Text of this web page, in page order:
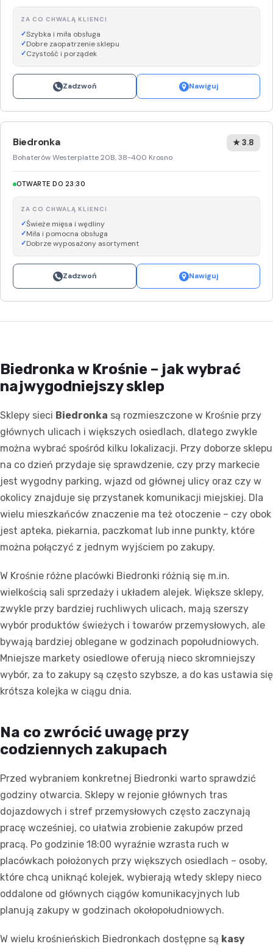
ZA CO CHWALĄ KLIENCI
Szybka i miła obsługa
Dobre zaopatrzenie sklepu
Czystość i porządek
Zadzwoń Nawiguj
Biedronka
Bohaterów Westerplatte 20B, 38-400 Krosno
★ 3.8
OTWARTE DO 23:30
ZA CO CHWALĄ KLIENCI
Świeże mięsa i wędliny
Miła i pomocna obsługa
Dobrze wyposażony asortyment
Zadzwoń Nawiguj
Biedronka w Krośnie – jak wybrać
najwygodniejszy sklep
Sklepy sieci Biedronka są rozmieszczone w Krośnie przy
głównych ulicach i większych osiedlach, dlatego zwykle
można wybrać spośród kilku lokalizacji. Przy doborze sklepu
na co dzień przydaje się sprawdzenie, czy przy markecie
jest wygodny parking, wjazd od głównej ulicy oraz czy w
okolicy znajduje się przystanek komunikacji miejskiej. Dla
wielu mieszkańców znaczenie ma też otoczenie – czy obok
jest apteka, piekarnia, paczkomat lub inne punkty, które
można połączyć z jednym wyjściem po zakupy.
W Krośnie różne placówki Biedronki różnią się m.in.
wielkością sali sprzedaży i układem alejek. Większe sklepy,
zwykle przy bardziej ruchliwych ulicach, mają szerszy
wybór produktów świeżych i towarów przemysłowych, ale
bywają bardziej oblegane w godzinach popołudniowych.
Mniejsze markety osiedlowe oferują nieco skromniejszy
wybór, za to zakupy są często szybsze, a do kas ustawia się
krótsza kolejka w ciągu dnia.
Na co zwrócić uwagę przy
codziennych zakupach
Przed wybraniem konkretnej Biedronki warto sprawdzić
godziny otwarcia. Sklepy w rejonie głównych tras
dojazdowych i stref przemysłowych często zaczynają
pracę wcześniej, co ułatwia zrobienie zakupów przed
pracą. Po godzinie 18:00 wyraźnie wzrasta ruch w
placówkach położonych przy większych osiedlach – osoby,
które chcą uniknąć kolejek, wybierają wtedy sklepy nieco
oddalone od głównych ciągów komunikacyjnych lub
planują zakupy w godzinach okołopołudniowych.
W wielu krośnieńskich Biedronkach dostępne są kasy